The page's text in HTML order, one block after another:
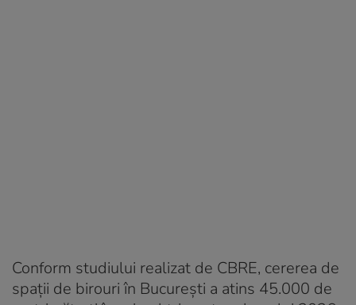
Conform studiului realizat de CBRE, cererea de
spații de birouri în București a atins 45.000 de